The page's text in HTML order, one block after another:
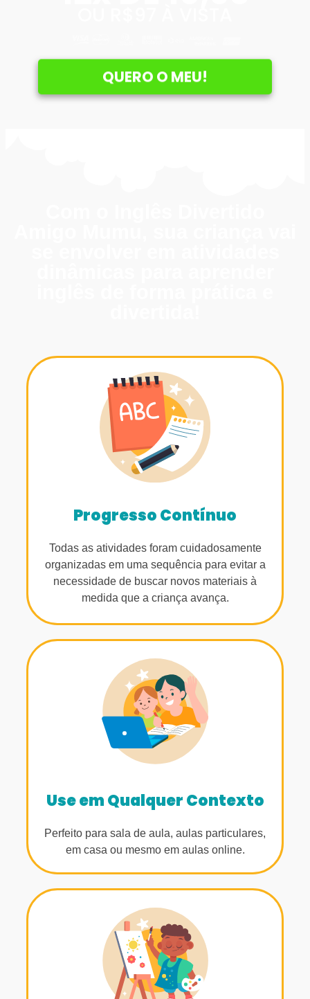
QUERO O MEU!
Progresso Contínuo
Todas as atividades foram cuidadosamente
organizadas em uma sequência para evitar a
necessidade de buscar novos materiais à
medida que a criança avança.
Use em Qualquer Contexto
Perfeito para sala de aula, aulas particulares,
em casa ou mesmo em aulas online.